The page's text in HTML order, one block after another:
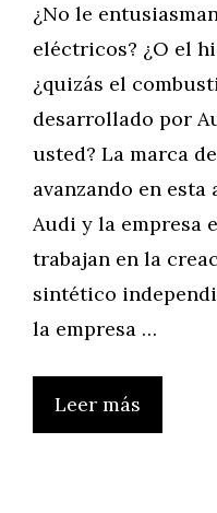
¿No le
eléctricos? ¿O el
¿quizás el
desarrollado por
usted? La marca
avanzando en esta
Audi y la empresa
trabajan en la
sintético
la empresa …
Leer más